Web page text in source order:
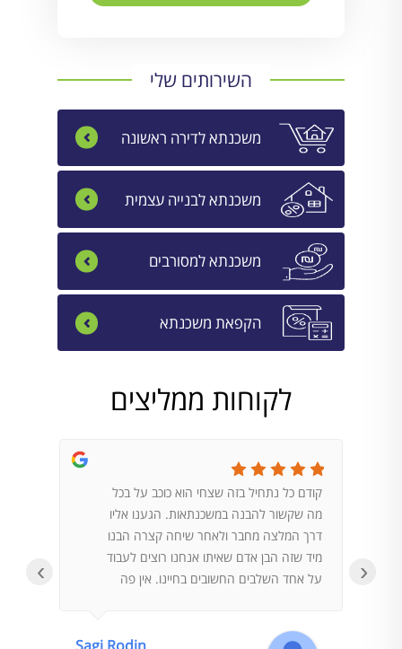
השירותים שלי
משכנתא לדירה ראשונה
משכנתא לבנייה עצמית
משכנתא למסורבים
הקפאת משכנתא
לקוחות ממליצים
קודם כל נתחיל בזה שצחי הוא כוכב על בכל
מה שקשור להבנה במשכנתאות. הגענו אליו
דרך המלצה מחבר ולאחר שיחה קצרה הבנו
מיד שזה הבן אדם שאיתו אנחנו רוצים לעבוד
על אחד השלבים החשובים בחיינו. אין פה
מדהימה, הכל מאוד מקצועי ובלי פעולות ובזבוז
‹ ›